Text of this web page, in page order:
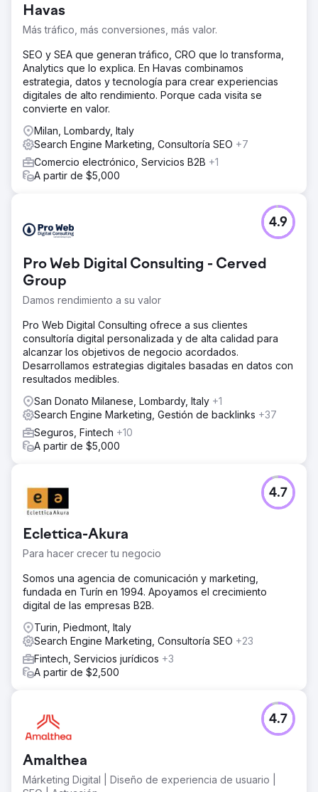
Havas
Más tráfico, más conversiones, más valor.
SEO y SEA que generan tráfico, CRO que lo transforma,
Analytics que lo explica. En Havas combinamos
estrategia, datos y tecnología para crear experiencias
digitales de alto rendimiento. Porque cada visita se
convierte en valor.
Milan, Lombardy, Italy
Search Engine Marketing, Consultoría SEO +7
Comercio electrónico, Servicios B2B +1
A partir de $5,000
Pro Web Digital Consulting - Cerved
Group
Damos rendimiento a su valor
4.9
Pro Web Digital Consulting ofrece a sus clientes
consultoría digital personalizada y de alta calidad para
alcanzar los objetivos de negocio acordados.
Desarrollamos estrategias digitales basadas en datos con
resultados medibles.
San Donato Milanese, Lombardy, Italy +1
Search Engine Marketing, Gestión de backlinks +37
Seguros, Fintech +10
A partir de $5,000
Eclettica-Akura
Para hacer crecer tu negocio
4.7
Somos una agencia de comunicación y marketing,
fundada en Turín en 1994. Apoyamos el crecimiento
digital de las empresas B2B.
Turin, Piedmont, Italy
Search Engine Marketing, Consultoría SEO +23
Fintech, Servicios jurídicos +3
A partir de $2,500
Amalthea
Márketing Digital | Diseño de experiencia de usuario |
4.7